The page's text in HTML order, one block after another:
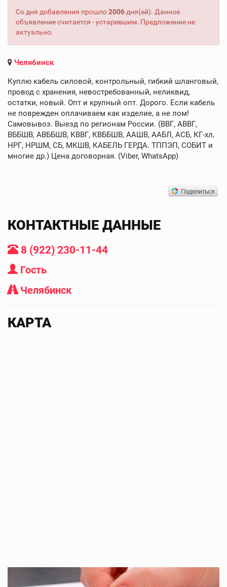
Со дня добавления прошло2006 дня(ей). Данное
объявление считается - устаревшим. Предложение не
актуально.
Челябинск
Куплю кабель силовой, контрольный, гибкий шланговый,
провод с хранения, невостребованный, неликвид,
остатки, новый. Опт и крупный опт. Дорого. Если кабель
не поврежден оплачиваем как изделие, а не лом!
Самовывоз. Выезд по регионам России. (ВВГ, АВВГ,
ВББШВ, АВББШВ, КВВГ, КВББШВ, ААШВ, ААБЛ, АСБ, КГ-хл,
НРГ, НРШМ, СБ, МКШВ, КАБЕЛЬ ГЕРДА. ТППЭП, СОБИТ и
многие др.) Цена договорная. (Viber, WhatsApp)
КОНТАКТНЫЕ ДАННЫЕ
8 (922) 230-11-44
Гость
Челябинск
КАРТА